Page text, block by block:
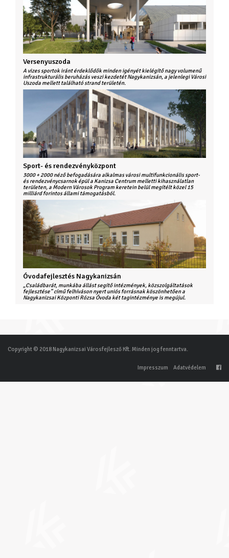
Versenyuszoda
A vizes sportok iránt érdeklődők minden igényét kielégítő nagy volumenű
infrastrukturális beruházás veszi kezdetét Nagykanizsán, a jelenlegi Városi
Uszoda mellett található strand területén.
Sport- és rendezvényközpont
3000 + 2000 néző befogadására alkalmas városi multifunkcionális sport-
és rendezvénycsarnok épül a Kanizsa Centrum melletti kihasználatlan
területen, a Modern Városok Program keretein belül megítélt közel 15
milliárd forintos állami támogatásból.
Óvodafejlesztés Nagykanizsán
„Családbarát, munkába állást segítő intézmények, közszolgáltatások
fejlesztése” című felhíváson nyert uniós forrásnak köszönhetően a
Nagykanizsai Központi Rózsa Óvoda két tagintézménye is megújul.
Copyright © 2018 Nagykanizsai Városfejlesző Kft. Minden jog fenntartva.
Impresszum Adatvédelem